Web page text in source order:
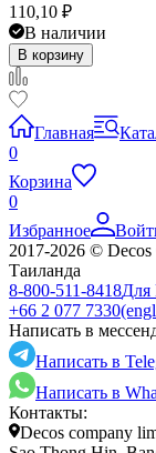
110,10 ₽
В наличии
В корзину
Главная
0
Корзина
0
Избранное
2017-2026 ©
Таиланда
8-800-511-8418Для
+66 2 077 7330
Написать в
Написать в
Написать в
Контакты:
Decos company